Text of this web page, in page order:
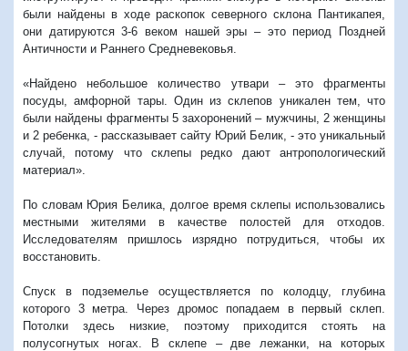
были найдены в ходе раскопок северного склона Пантикапея,
они датируются 3-6 веком нашей эры – это период Поздней
Античности и Раннего Средневековья.
«Найдено небольшое количество утвари – это фрагменты
посуды, амфорной тары. Один из склепов уникален тем, что
были найдены фрагменты 5 захоронений – мужчины, 2 женщины
и 2 ребенка, - рассказывает сайту Юрий Белик, - это уникальный
случай, потому что склепы редко дают антропологический
материал».
По словам Юрия Белика, долгое время склепы использовались
местными жителями в качестве полостей для отходов.
Исследователям пришлось изрядно потрудиться, чтобы их
восстановить.
Спуск в подземелье осуществляется по колодцу, глубина
которого 3 метра. Через дромос попадаем в первый склеп.
Потолки здесь низкие, поэтому приходится стоять на
полусогнутых ногах. В склепе – две лежанки, на которых